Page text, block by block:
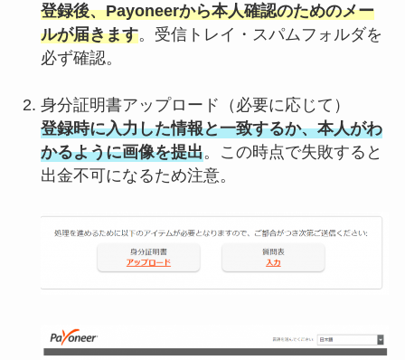
登録後、Payoneerから本人確認のためのメー
ルが届きます。受信トレイ・スパムフォルダを
必ず確認。
身分証明書アップロード（必要に応じて）
登録時に入力した情報と一致するか、本人がわ
かるように画像を提出。この時点で失敗すると
出金不可になるため注意。